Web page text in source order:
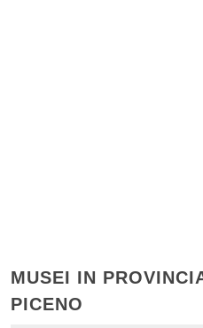
MUSEI IN
PICENO